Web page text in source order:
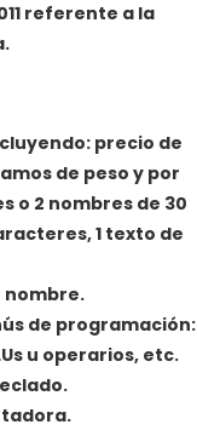
referente a la
precio de
de peso y por
o 2 nombres de 30
1 texto de
nombre.
de programación:
u operarios, etc.